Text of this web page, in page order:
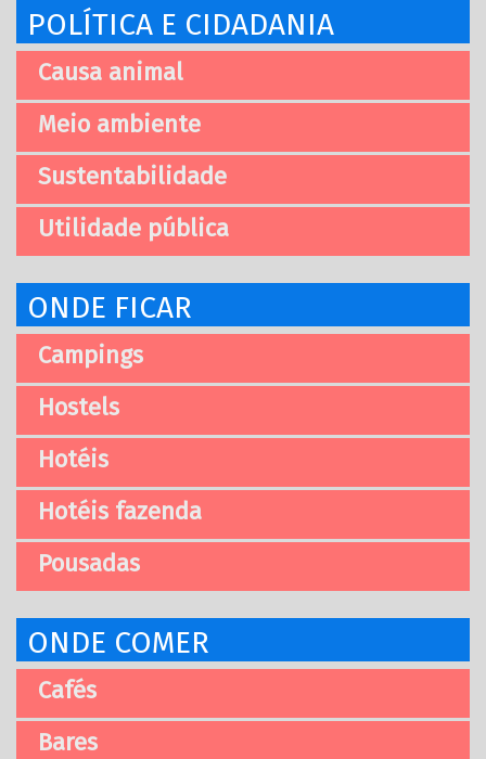
POLÍTICA E CIDADANIA
Causa animal
Meio ambiente
Sustentabilidade
Utilidade pública
ONDE FICAR
Campings
Hostels
Hotéis
Hotéis fazenda
Pousadas
ONDE COMER
Cafés
Bares